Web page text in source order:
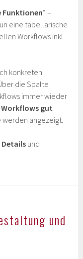
Funktionen“ –
eine tabellarische
Workflows inkl.
konkreten
die Spalte
immer wieder
Workflows gut
werden angezeigt.
Details und
und